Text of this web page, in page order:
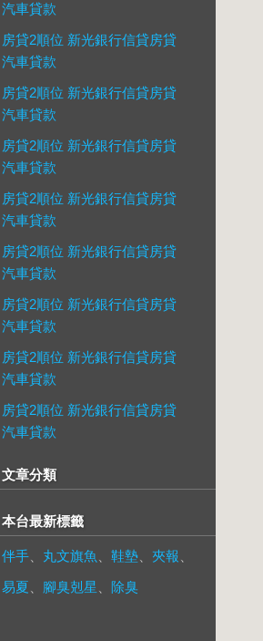
汽車貸款
房貸2順位 新光銀行信貸房貸
汽車貸款
房貸2順位 新光銀行信貸房貸
汽車貸款
房貸2順位 新光銀行信貸房貸
汽車貸款
房貸2順位 新光銀行信貸房貸
汽車貸款
房貸2順位 新光銀行信貸房貸
汽車貸款
房貸2順位 新光銀行信貸房貸
汽車貸款
房貸2順位 新光銀行信貸房貸
汽車貸款
房貸2順位 新光銀行信貸房貸
汽車貸款
文章分類
本台最新標籤
伴手 丸文旗魚 鞋墊 夾報
易夏
腳臭剋星 除臭